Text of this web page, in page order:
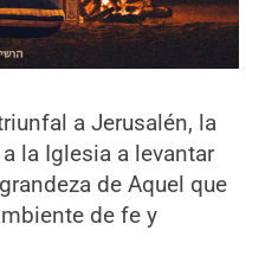
a Jerusalén, la
la Iglesia a levantar
de Aquel que
de fe y